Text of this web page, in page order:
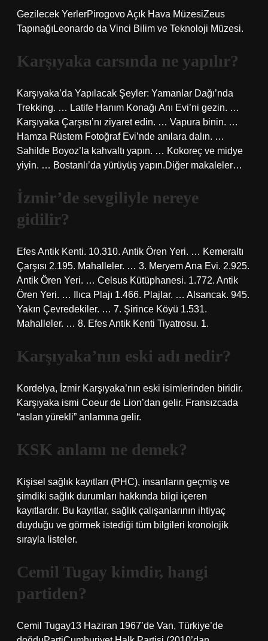
Gezilecek YerlerPirogovo Açık Hava MüzesiZeus
TapınağıLeonardo da Vinci Bilim ve Teknoloji Müzesi.
Karşıyaka carsında ne yapılır?
Karşıyaka’da Yapılacak Şeyler: Yamanlar Dağı’nda
Trekking. … Latife Hanım Konağı Anı Evi’ni gezin. …
Karşıyaka Çarşısı’nı ziyaret edin. … Vapura binin. …
Hamza Rüstem Fotoğraf Evi’nde anılara dalın. …
Sahilde Boyoz’la kahvaltı yapın. … Kokoreç ve midye
yiyin. … Bostanlı’da yürüyüş yapın.Diğer makaleler…
İzmir’de sevgiliyle nereye
gidilir?
Efes Antik Kenti. 10.310. Antik Ören Yeri. … Kemeraltı
Çarşısı 2.195. Mahalleler. … 3. Meryem Ana Evi. 2.925.
Antik Ören Yeri. … Celsus Kütüphanesi. 1.772. Antik
Ören Yeri. … Ilıca Plajı 1.466. Plajlar. … Alsancak. 945.
Yakın Çevredekiler. … 7. Şirince Köyü 1.531.
Mahalleler. … 8. Efes Antik Kenti Tiyatrosu. 1.
Karşıyaka’nın eski adı nedir?
Kordelya, İzmir Karşıyaka’nın eski isimlerinden biridir.
Karşıyaka ismi Coeur de Lion’dan gelir. Fransızcada
“aslan yürekli” anlamına gelir.
KSK anlamı ne demek?
Kişisel sağlık kayıtları (PHC), insanların geçmiş ve
şimdiki sağlık durumları hakkında bilgi içeren
kayıtlardır. Bu kayıtlar, sağlık çalışanlarının ihtiyaç
duyduğu ve görmek istediği tüm bilgileri kronolojik
sırayla listeler.
Cemil Tugay kimdir, hangi
partiden?
Cemil Tugay13 Haziran 1967’de Van, Türkiye’de